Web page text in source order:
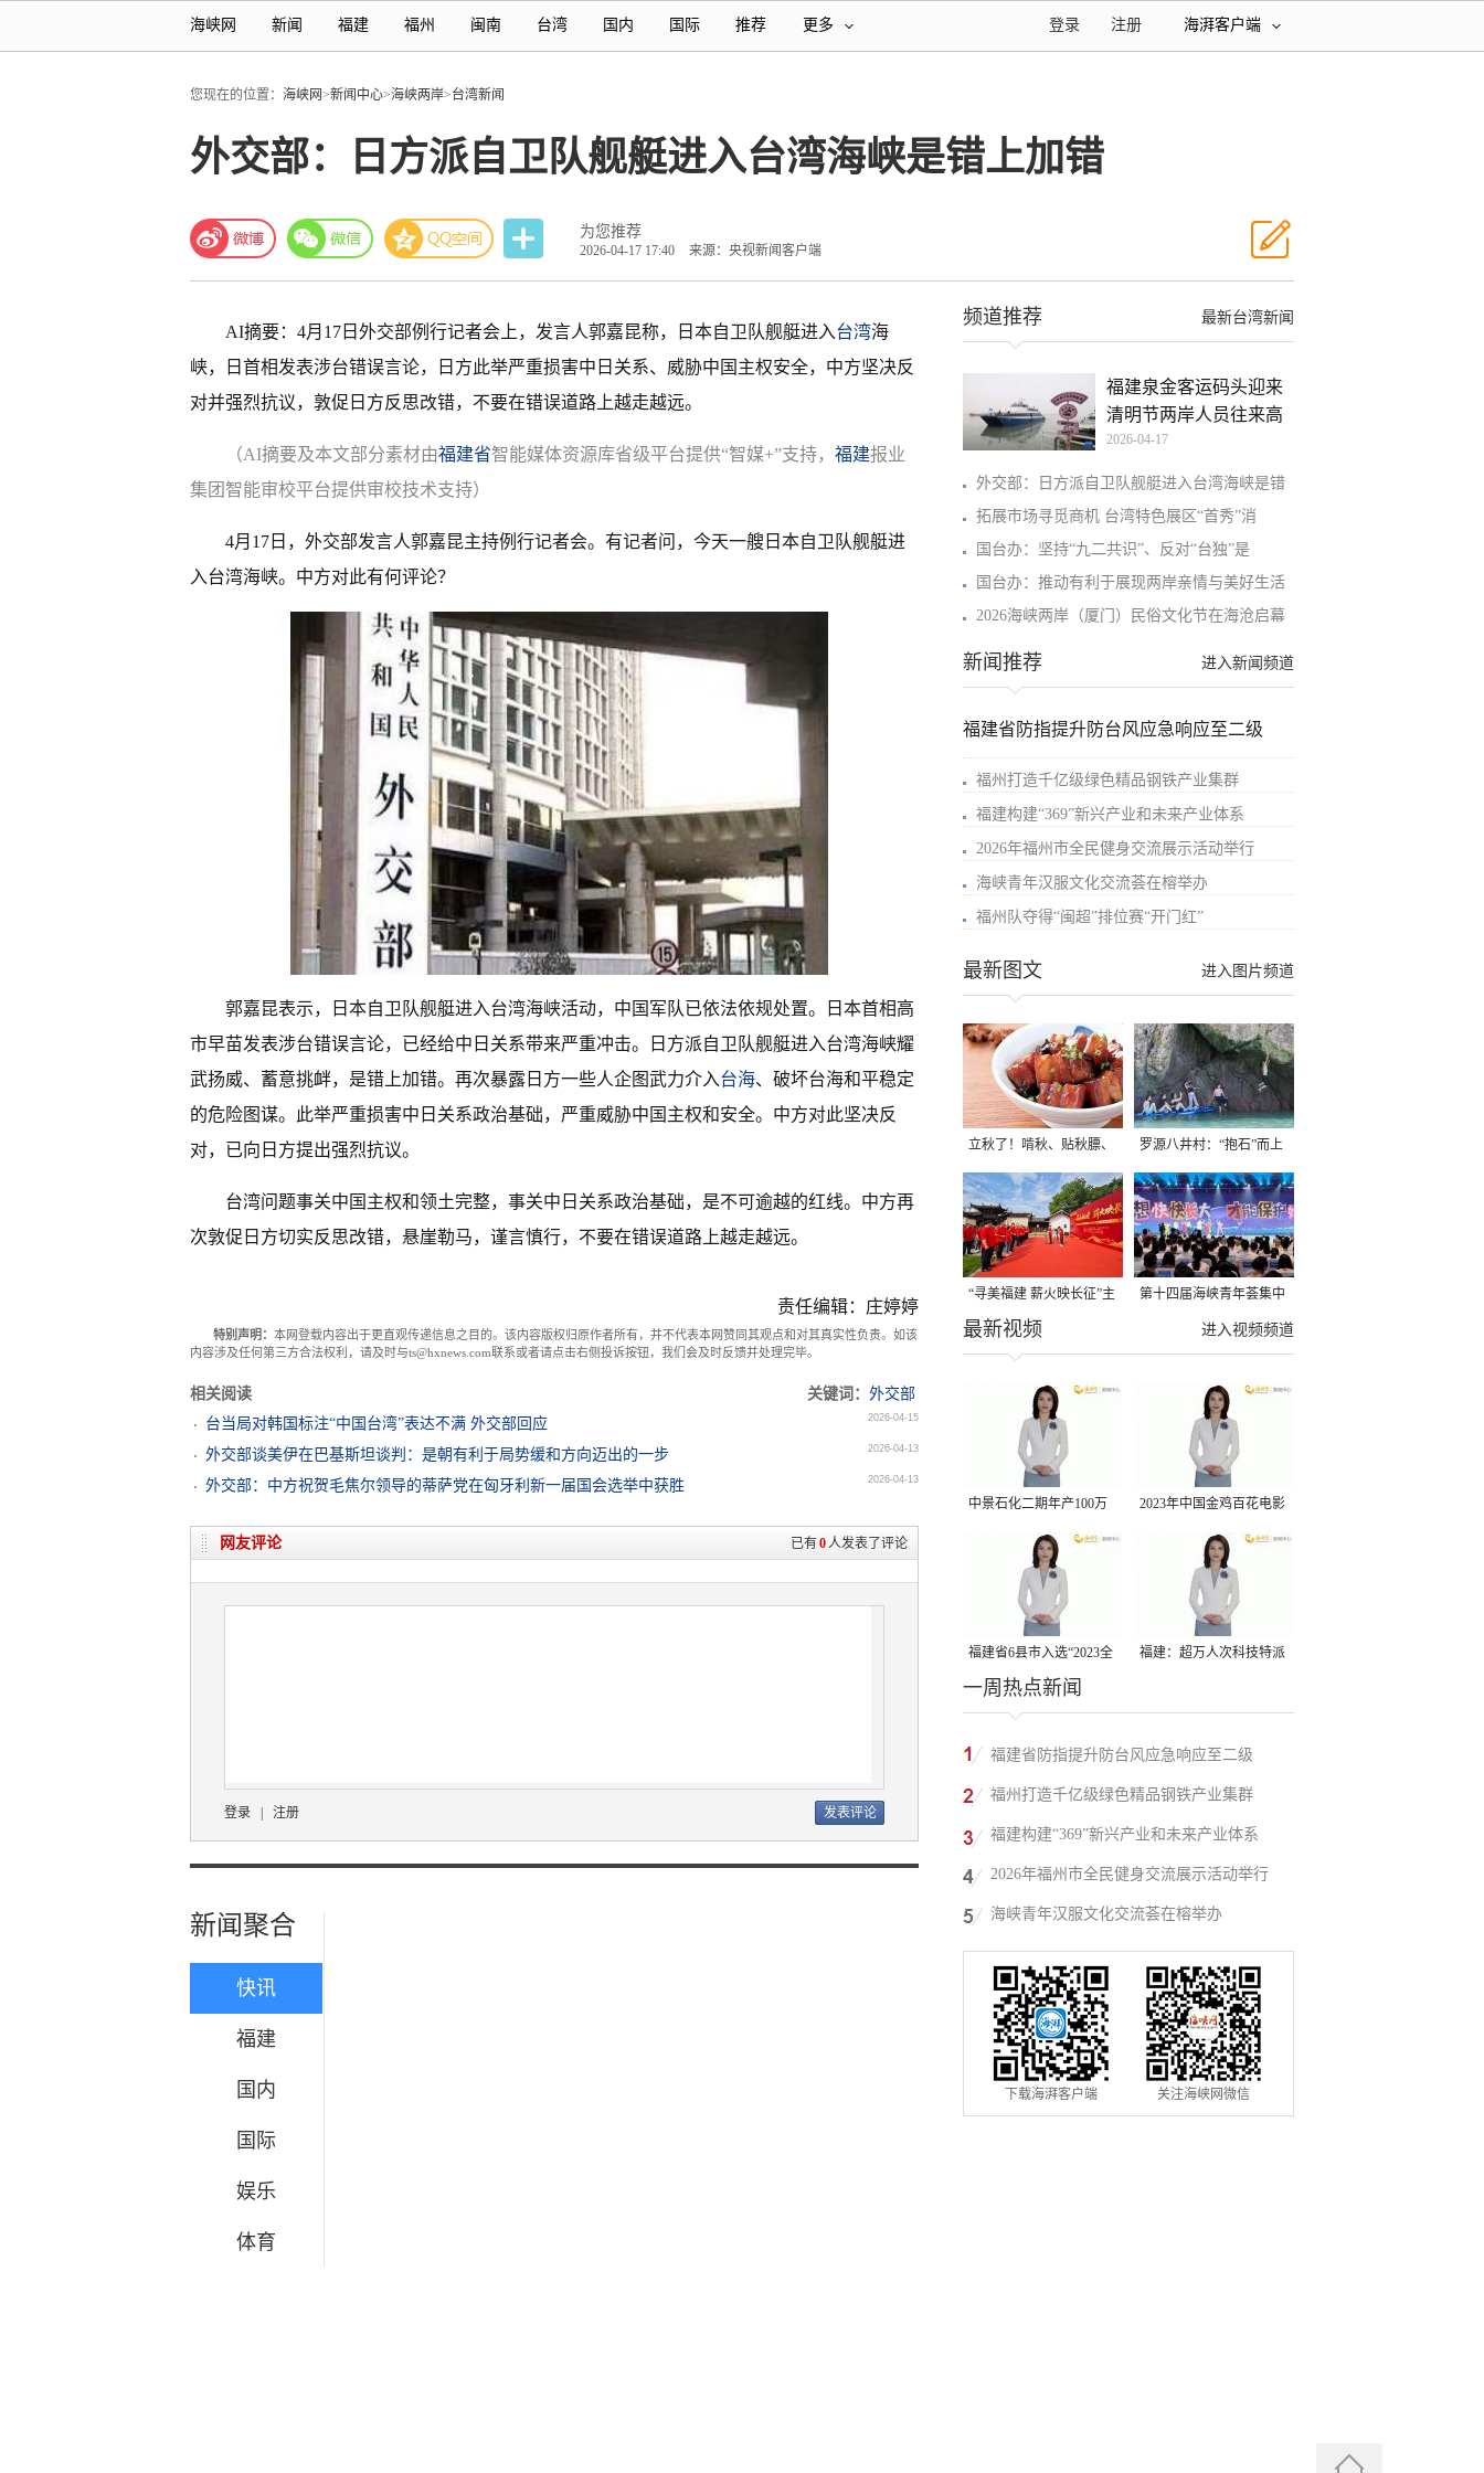
海峡网 新闻 福建 福州 闽南 台湾 国内 国际 推荐 更多 海湃客户端
注册
登录
您现在的位置： 海峡网>新闻中心>海峡两岸>台湾新闻
外交部：日方派自卫队舰艇进入台湾海峡是错上加错
为您推荐
2026-04-17 17:40 来源：央视新闻客户端
AI摘要：4月17日外交部例行记者会上，发言人郭嘉昆称，日本自卫队舰艇进入台湾海
峡，日首相发表涉台错误言论，日方此举严重损害中日关系、威胁中国主权安全，中方坚决反
对并强烈抗议，敦促日方反思改错，不要在错误道路上越走越远。
（AI摘要及本文部分素材由福建省智能媒体资源库省级平台提供“智媒+”支持， 福建报业
集团智能审校平台提供审校技术支持）
4月17日，外交部发言人郭嘉昆主持例行记者会。有记者问，今天一艘日本自卫队舰艇进
入台湾海峡。中方对此有何评论？
郭嘉昆表示，日本自卫队舰艇进入台湾海峡活动，中国军队已依法依规处置。日本首相高
市早苗发表涉台错误言论，已经给中日关系带来严重冲击。日方派自卫队舰艇进入台湾海峡耀
武扬威、蓄意挑衅，是错上加错。再次暴露日方一些人企图武力介入台海、破坏台海和平稳定
的危险图谋。此举严重损害中日关系政治基础，严重威胁中国主权和安全。中方对此坚决反
对，已向日方提出强烈抗议。
台湾问题事关中国主权和领土完整，事关中日关系政治基础，是不可逾越的红线。中方再
次敦促日方切实反思改错，悬崖勒马，谨言慎行，不要在错误道路上越走越远。
责任编辑：庄婷婷
特别声明： 本网登载内容出于更直观传递信息之目的。该内容版权归原作者所有，并不代表本网赞同其观点和对其真实性负责。如该
内容涉及任何第三方合法权利，请及时与ts@hxnews.com联系或者请点击右侧投诉按钮，我们会及时反馈并处理完毕。
相关阅读 关键词： 外交部
台当局对韩国标注“中国台湾”表达不满 外交部回应
2026-04-15
外交部谈美伊在巴基斯坦谈判：是朝有利于局势缓和方向迈出的一步 2026-04-13
外交部：中方祝贺毛焦尔领导的蒂萨党在匈牙利新一届国会选举中获胜 2026-04-13
已有0人发表了评论
网友评论
登录 注册
新闻聚合
快讯
福建
国内
国际
娱乐
体育
最新台湾新闻
频道推荐
福建泉金客运码头迎来
清明节两岸人员往来高
峰
2026-04-17
外交部：日方派自卫队舰艇进入台湾海峡是错
拓展市场寻觅商机 台湾特色展区“首秀”消
国台办：坚持“九二共识”、反对“台独”是
国台办：推动有利于展现两岸亲情与美好生活
2026海峡两岸（厦门）民俗文化节在海沧启幕
进入新闻频道
新闻推荐
福建省防指提升防台风应急响应至二级
福州打造千亿级绿色精品钢铁产业集群
福建构建“369”新兴产业和未来产业体系
2026年福州市全民健身交流展示活动举行
海峡青年汉服文化交流荟在榕举办
福州队夺得“闽超”排位赛“开门红”
进入图片频道
最新图文
立秋了！啃秋、贴秋膘、
晒秋，福建人这样过才够
味→
罗源八井村：“抱石”而上
“寻美福建 薪火映长征”主
题活动在龙岩长汀启动
第十四届海峡青年荟集中
阶段活动在福州举行
进入视频频道
最新视频
中景石化二期年产100万
吨丙烷脱氢项目建成中交
2023年中国金鸡百花电影
节有福电影巡展31日启动
福建省6县市入选“2023全
国县域发展潜力百强县”
福建：超万人次科技特派
一周热点新闻
福建省防指提升防台风应急响应至二级
福州打造千亿级绿色精品钢铁产业集群
福建构建“369”新兴产业和未来产业体系
2026年福州市全民健身交流展示活动举行
海峡青年汉服文化交流荟在榕举办
下载海湃客户端 关注海峡网微信